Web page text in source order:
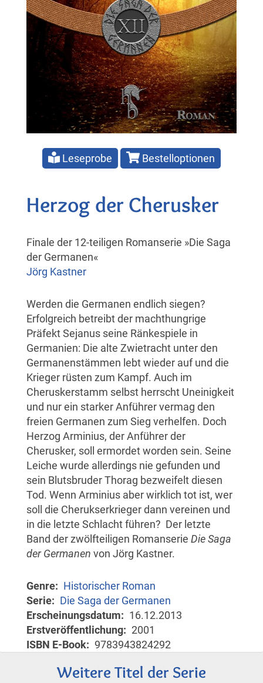
Leseprobe Bestelloptionen
Herzog der Cherusker
Finale der 12-teiligen Romanserie »Die Saga
der Germanen«
Jörg Kastner
Werden die Germanen endlich siegen?
Erfolgreich betreibt der machthungrige
Präfekt Sejanus seine Ränkespiele in
Germanien: Die alte Zwietracht unter den
Germanenstämmen lebt wieder auf und die
Krieger rüsten zum Kampf. Auch im
Cheruskerstamm selbst herrscht Uneinigkeit
und nur ein starker Anführer vermag den
freien Germanen zum Sieg verhelfen. Doch
Herzog Arminius, der Anführer der
Cherusker, soll ermordet worden sein. Seine
Leiche wurde allerdings nie gefunden und
sein Blutsbruder Thorag bezweifelt diesen
Tod. Wenn Arminius aber wirklich tot ist, wer
soll die Cherukserkrieger dann vereinen und
in die letzte Schlacht führen? Der letzte
Band der zwölfteiligen Romanserie Die Saga
der Germanen von Jörg Kastner.
Genre
Historischer Roman
Serie
Die Saga der Germanen
Erscheinungsdatum
16.12.2013
Erstveröffentlichung
2001
ISBN E-Book
9783943824292
Weitere Titel der Serie